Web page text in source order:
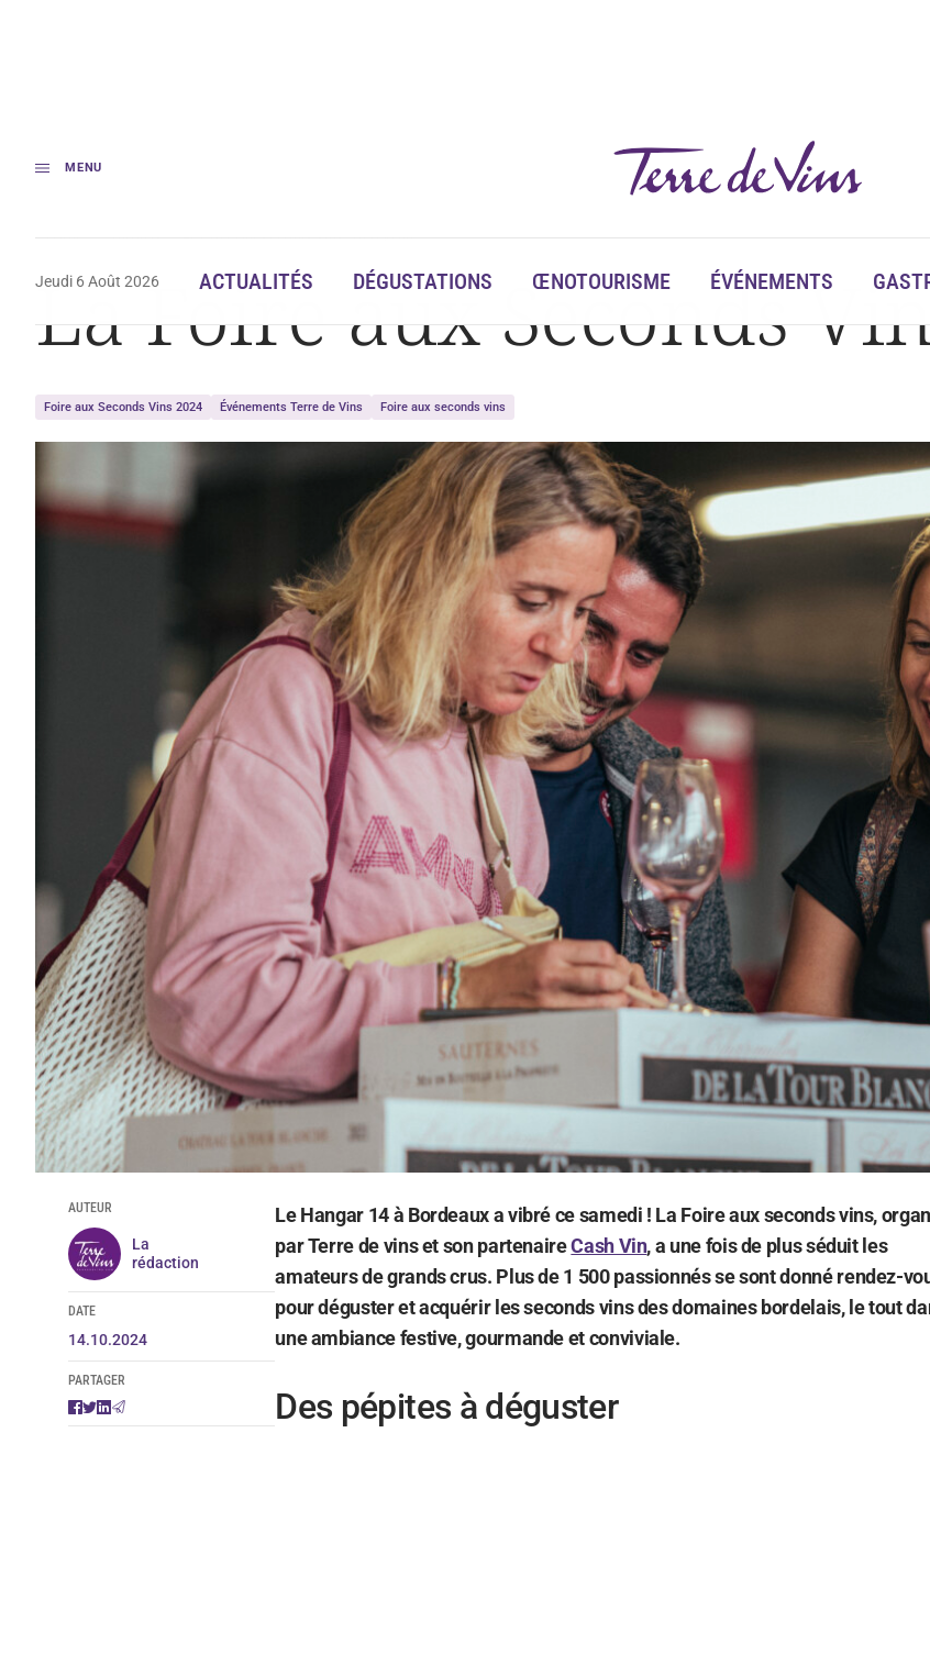
MENU
Jeudi 6 Août 2026 ACTUALITÉS DÉGUSTATIONS ŒNOTOURISME ÉVÉNEMENTS
Accueil Actualités La Foire aux Seconds Vins fait le plein
La Foire aux Seconds
Foire aux Seconds Vins 2024 Événements Terre de Vins Foire aux seconds vins
AUTEUR
La
rédaction
DATE
14.10.2024
PARTAGER
Le Hangar 14 à Bordeaux a vibré ce samedi ! La Foire aux seconds vins,
par Terre de vins et son partenaireCash Vin, a une fois de plus séduit les
amateurs de grands crus. Plus de 1 500 passionnés se sont donné rendez-
pour déguster et acquérir les seconds vins des domaines bordelais, le tout
une ambiance festive, gourmande et conviviale.
Des pépites à déguster